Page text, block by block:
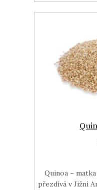
Quinoa –
přezdívá v Jižní